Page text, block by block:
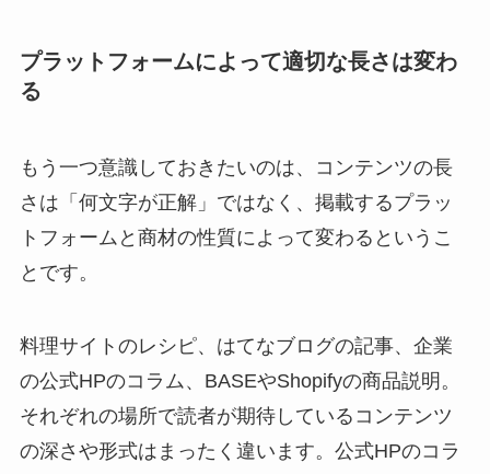
プラットフォームによって適切な長さは変わ
る
もう一つ意識しておきたいのは、コンテンツの長
さは「何文字が正解」ではなく、掲載するプラッ
トフォームと商材の性質によって変わるというこ
とです。
料理サイトのレシピ、はてなブログの記事、企業
の公式HPのコラム、BASEやShopifyの商品説明。
それぞれの場所で読者が期待しているコンテンツ
の深さや形式はまったく違います。公式HPのコラ